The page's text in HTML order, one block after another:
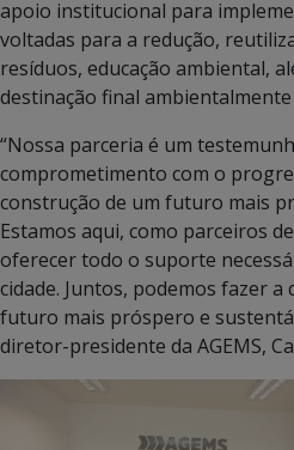
apoio institucional para
voltadas para a redução,
resíduos, educação ambiental,
destinação final ambientalmente
“Nossa parceria é um
comprometimento com o
construção de um futuro mais
Estamos aqui, como parceiros
oferecer todo o suporte
cidade. Juntos, podemos fazer
futuro mais próspero e
diretor-presidente da AGEMS,